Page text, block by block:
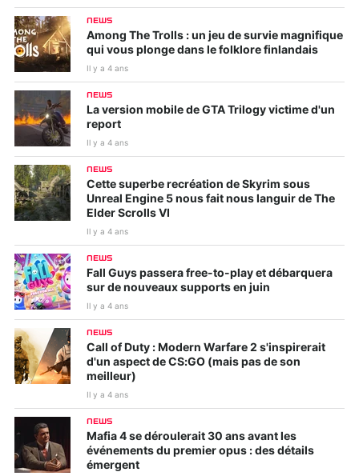
NEWS
Among The Trolls : un jeu de survie magnifique
qui vous plonge dans le folklore finlandais
Il y a 4 ans
NEWS
La version mobile de GTA Trilogy victime d'un
report
Il y a 4 ans
NEWS
Cette superbe recréation de Skyrim sous
Unreal Engine 5 nous fait nous languir de The
Elder Scrolls VI
Il y a 4 ans
NEWS
Fall Guys passera free-to-play et débarquera
sur de nouveaux supports en juin
Il y a 4 ans
NEWS
Call of Duty : Modern Warfare 2 s'inspirerait
d'un aspect de CS:GO (mais pas de son
meilleur)
Il y a 4 ans
NEWS
Mafia 4 se déroulerait 30 ans avant les
événements du premier opus : des détails
émergent